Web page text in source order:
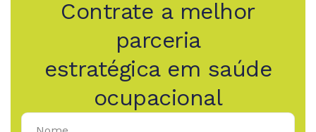
Contrate a melhor
parceria
estratégica em saúde
ocupacional